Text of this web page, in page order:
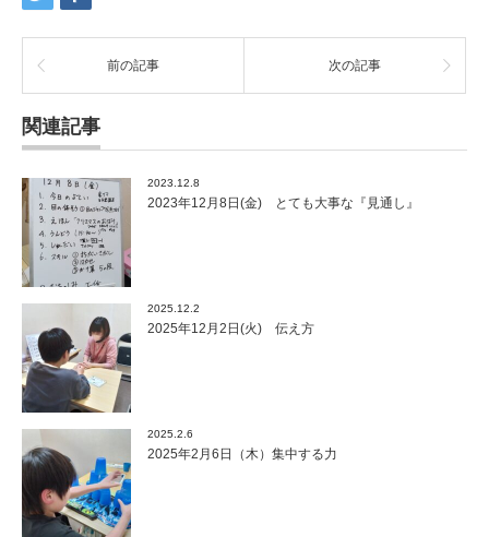
前の記事 次の記事
関連記事
2023.12.8
2023年12月8日(金) とても大事な『見通し』
2025.12.2
2025年12月2日(火) 伝え方
2025.2.6
2025年2月6日（木）集中する力